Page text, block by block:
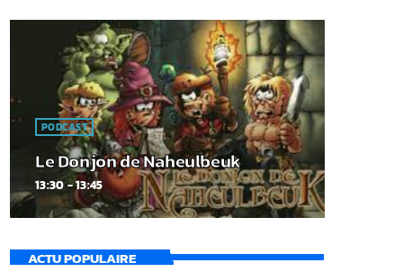
PODCAST
Le Donjon de Naheulbeuk
13:30 - 13:45
ACTU POPULAIRE